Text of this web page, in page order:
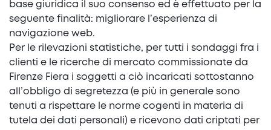
base giuridica il suo consenso ed è effettuato per la
seguente finalità: migliorare l’esperienza di
navigazione web.
Per le rilevazioni statistiche, per tutti i sondaggi fra i
clienti e le ricerche di mercato commissionate da
Firenze Fiera i soggetti a ciò incaricati sottostanno
all’obbligo di segretezza (e più in generale sono
tenuti a rispettare le norme cogenti in materia di
tutela dei dati personali) e ricevono dati criptati per